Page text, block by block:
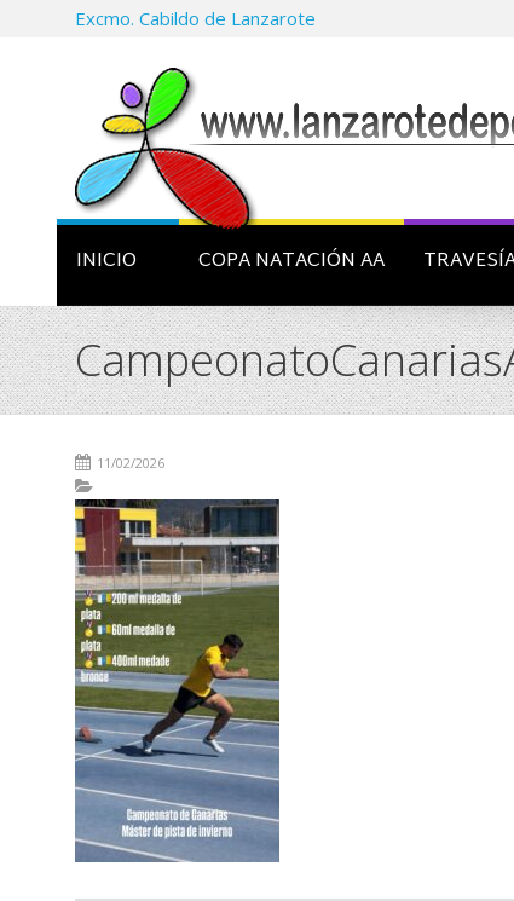
Excmo. Cabildo de Lanzarote
INICIO COPA NATACIÓN AA
11/02/2026